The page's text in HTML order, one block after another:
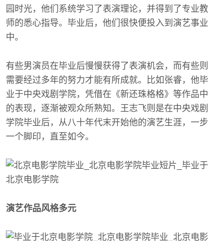
园时光，他们系统学习了表演理论，并得到了专业教
师的悉心指导。毕业后，他们很快便投入到演艺事业
中。
有些男演员在毕业后慢慢获得了表演机会，而有些则
需要经过多年的努力才能有所成就。比如张睿，他毕
业于中央戏剧学院，凭借在《新还珠格格》等作品中
的表现，逐渐被观众所熟知。王志飞则是在中央戏剧
学院毕业后，从八十年代末开始他的演艺生涯，一步
一个脚印，直至如今。
演艺作品风格多元